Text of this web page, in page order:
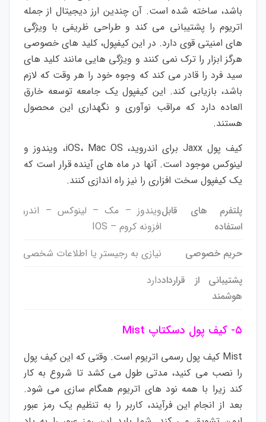
باشد، ساخته شده است. آن چندین ارز دیجیتال از جمله
اتریوم را پشتیبانی می کند و طراحی ظریفی با ویژگی
های امنیتی قوی دارد. در این کیفپول، کلید های خصوصی
هرگز ابزار را ترک نمی کنند و ویژگی هایی مانند کلید های
سید فرد را قادر می کند که وجوه خود را هر وقت که لازم
باشد، بازیابی کند. این کیفپول یک جامعه توسعه خارق
العاده دارد که مراقب نوآوری و نگهداری این محصول
هستند.
کیف پول Jaxx برای اندروید، iOS، Mac OS، ویندوز و
لینوکس موجود است. آنها در ماه های آینده قرار است که
یک کیفپول سخت افزاری را نیز راه اندازی کنند.
پلتفرم های قابل
استفاده
ویندوز – مک – لینوکس – اندروید –
افزونه کروم – IOS
حریم خصوصی
نیازی به رجیستر یا اطلاعات شخصی ندارد
پشتیبانی از قرارداد
هوشمند
دارد
۵- کیف پول دسکتاپ Mist
Mist کیف پول رسمی اتریوم است. وقتی که این کیف پول
را نصب می کنید، مدتی طول می کشد تا شروع به کار
کند زیرا با همه نود های اتریوم همگام سازی می شود.
بعد از انجام این فرآیند، کاربر را به تنظیم یک رمز عبور